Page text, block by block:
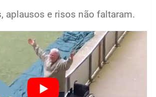
aplausos e risos não faltaram.